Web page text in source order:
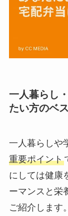
一人暮らし
たい方のベ
一人暮らしや
重要ポイント
にしては健康
ーマンスと栄
ご紹介します。